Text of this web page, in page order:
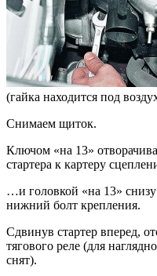
(гайка находится под
Снимаем щиток.
Ключом «на 13»
стартера к картеру
…и головкой «на 13»
нижний болт крепления.
Сдвинув стартер вперед,
тягового реле (для
снят).